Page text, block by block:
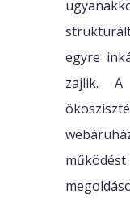
egyre
zajlik.